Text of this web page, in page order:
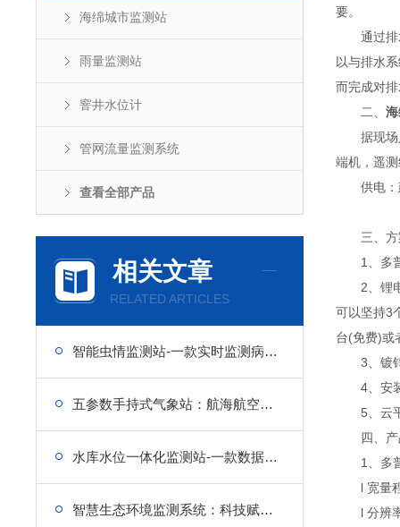
海绵城市监测站
雨量监测站
窨井水位计
管网流量监测系统
查看全部产品
相关文章
RELATED ARTICLES
智能虫情监测站-一款实时监测病虫害的虫情监测站
五参数手持式气象站：航海航空保障，确保航行安全无忧
水库水位一体化监测站-一款数据分析管理的水文监测站
智慧生态环境监测系统：科技赋能，智绘生态环境新画卷
要。
通过排水
以与排水
而完成对
二、
据现场人
端机，遥
供电：建
三、方
1、多普
2、锂电
可以坚持3
台(免费)或
3、镀锌
4、安装
5、云
四、产
1、多普
l 宽量程
l 分辨率